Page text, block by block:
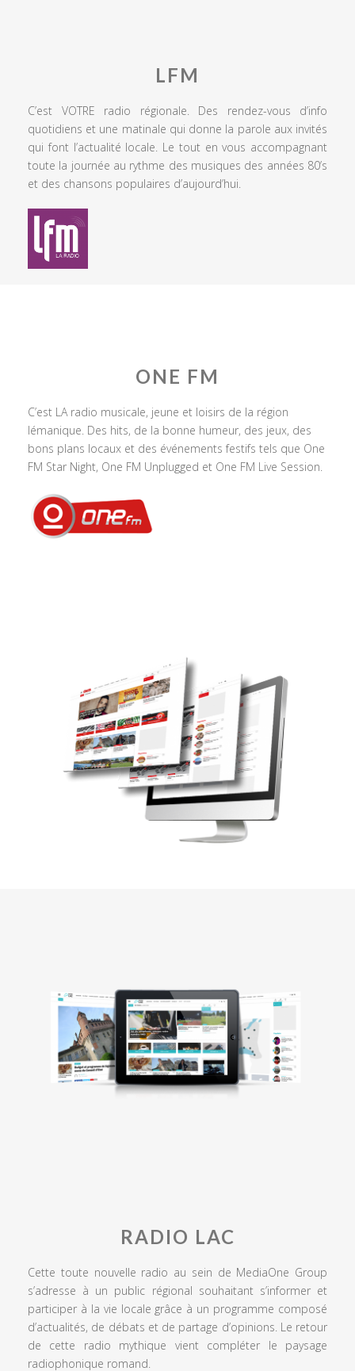
LFM
C’est VOTRE radio régionale. Des rendez-vous d’info
quotidiens et une matinale qui donne la parole aux invités
qui font l’actualité locale. Le tout en vous accompagnant
toute la journée au rythme des musiques des années 80’s
et des chansons populaires d’aujourd’hui.
ONE FM
C’est LA radio musicale, jeune et loisirs de la région
lémanique. Des hits, de la bonne humeur, des jeux, des
bons plans locaux et des événements festifs tels que One
FM Star Night, One FM Unplugged et One FM Live Session.
RADIO LAC
Cette toute nouvelle radio au sein de MediaOne Group
s’adresse à un public régional souhaitant s’informer et
participer à la vie locale grâce à un programme composé
d’actualités, de débats et de partage d’opinions. Le retour
de cette radio mythique vient compléter le paysage
radiophonique romand.